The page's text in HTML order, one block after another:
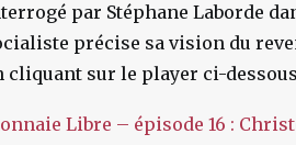
par Stéphane Laborde
précise sa vision du
cliquant sur le player ci-
Libre – épisode 16 :